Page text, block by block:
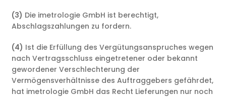
(3) Die imetrologie GmbH ist berechtigt,
Abschlagszahlungen zu fordern.
(4) Ist die Erfüllung des Vergütungsanspruches wegen
nach Vertragsschluss eingetretener oder bekannt
gewordener Verschlechterung der
Vermögensverhältnisse des Auftraggebers gefährdet,
hat imetrologie GmbH das Recht Lieferungen nur noch